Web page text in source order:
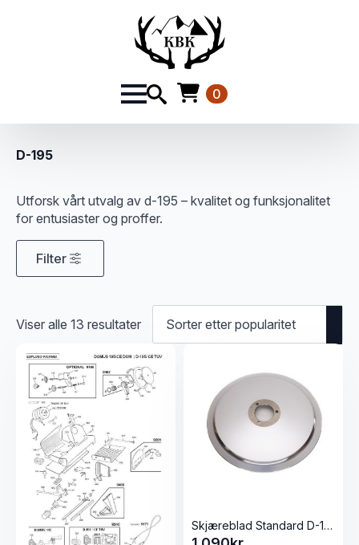
0
D-195
Utforsk vårt utvalg av d-195 – kvalitet og funksjonalitet
for entusiaster og proffer.
Filter
Viser alle 13 resultaterSortert
etter
propularitet
Skjæreblad Standard D-195 Oppskjærsmaskin / Påleggsmaskin